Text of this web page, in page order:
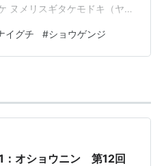
ヌメリスギタケモドキ（ヤナ
コタケ トビイロノボリリュ
イグチ #ショウゲンジ
：オショウニン 第12回